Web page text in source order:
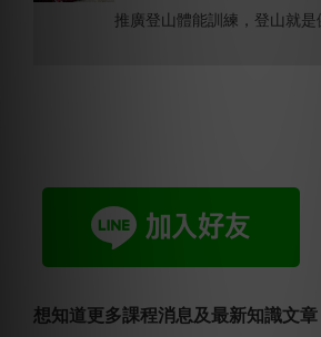
推廣登山體能訓練，登山就是
想知道更多課程消息及最新知識文